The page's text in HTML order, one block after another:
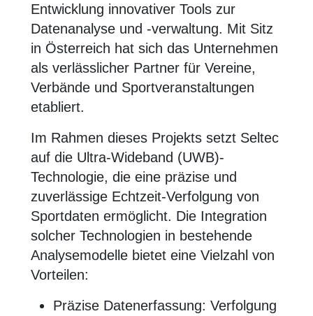
Entwicklung innovativer Tools zur
Datenanalyse und -verwaltung. Mit Sitz
in Österreich hat sich das Unternehmen
als verlässlicher Partner für Vereine,
Verbände und Sportveranstaltungen
etabliert.
Im Rahmen dieses Projekts setzt Seltec
auf die Ultra-Wideband (UWB)-
Technologie, die eine präzise und
zuverlässige Echtzeit-Verfolgung von
Sportdaten ermöglicht. Die Integration
solcher Technologien in bestehende
Analysemodelle bietet eine Vielzahl von
Vorteilen:
Präzise Datenerfassung: Verfolgung